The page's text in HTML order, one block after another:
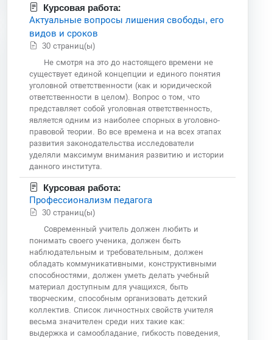
Курсовая работа:
Актуальные вопросы лишения свободы, его
видов и сроков
30 страниц(ы)
Не смотря на это до настоящего времени не
существует единой концепции и единого понятия
уголовной ответственности (как и юридической
ответственности в целом). Вопрос о том, что
представляет собой уголовная ответственность,
является одним из наиболее спорных в уголовно-
правовой теории. Во все времена и на всех этапах
развития законодательства исследователи
уделяли максимум внимания развитию и истории
данного института.
Курсовая работа:
Профессионализм педагога
30 страниц(ы)
Современный учитель должен любить и
понимать своего ученика, должен быть
наблюдательным и требовательным, должен
обладать коммуникативными, конструктивными
способностями, должен уметь делать учебный
материал доступным для учащихся, быть
творческим, способным организовать детский
коллектив. Список личностных свойств учителя
весьма значителен среди них такие как:
выдержка и самообладание, гибкость поведения,